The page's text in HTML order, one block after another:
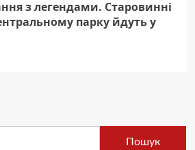
з легендами. Старовинні
парку йдуть у
Пошук